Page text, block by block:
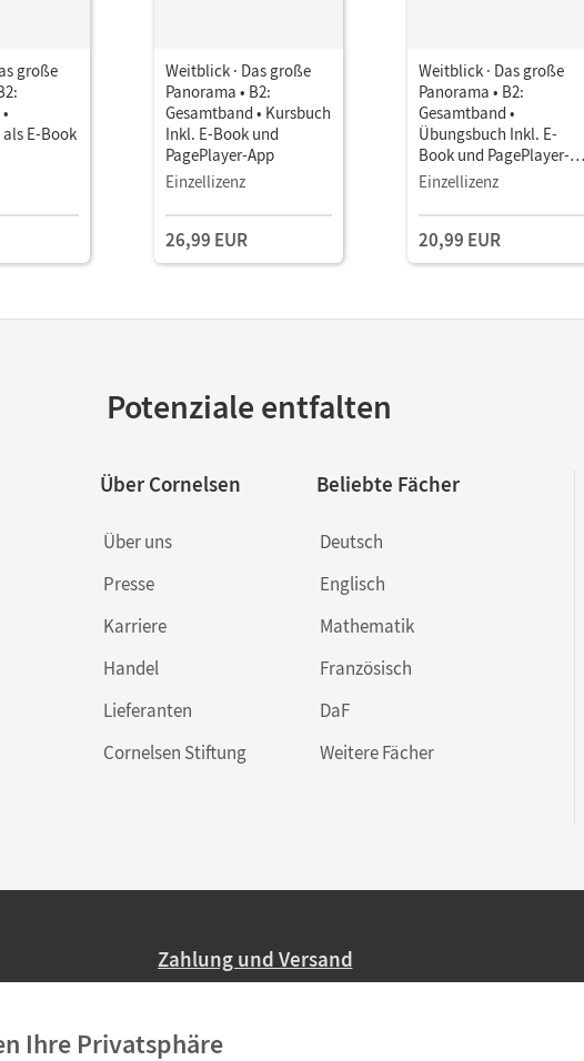
große
E-Book
Weitblick · Das große
Panorama • B2:
Gesamtband • Kursbuch
Inkl. E-Book und
PagePlayer-App
Einzellizenz
26,99 EUR
Weitblick · Das große
Panorama • B2:
Gesamtband •
Übungsbuch Inkl. E-
Book und PagePlayer-
App
Einzellizenz
20,99 EUR
Potenziale entfalten
Über Cornelsen
Über uns
Presse
Karriere
Handel
Lieferanten
Cornelsen Stiftung
Beliebte Fächer
Deutsch
Englisch
Mathematik
Französisch
DaF
Weitere Fächer
Zahlung und Versand
Ab 59,– EUR Bestellwert liefern wir
Ihre Privatsphäre